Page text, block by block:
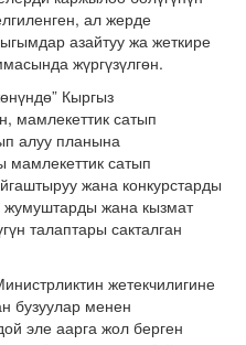
ал жерде
азайтуу жа жеткире
жүргүзүлгөн.
Кыргыз
мамлекеттик сатып
алуу планына
мамлекеттик сатып
жана конкурстарды
жумуштарды жана кызмат
талаптары сакталган
жетекчилигине
бузуулар менен
эле аарга жол берген